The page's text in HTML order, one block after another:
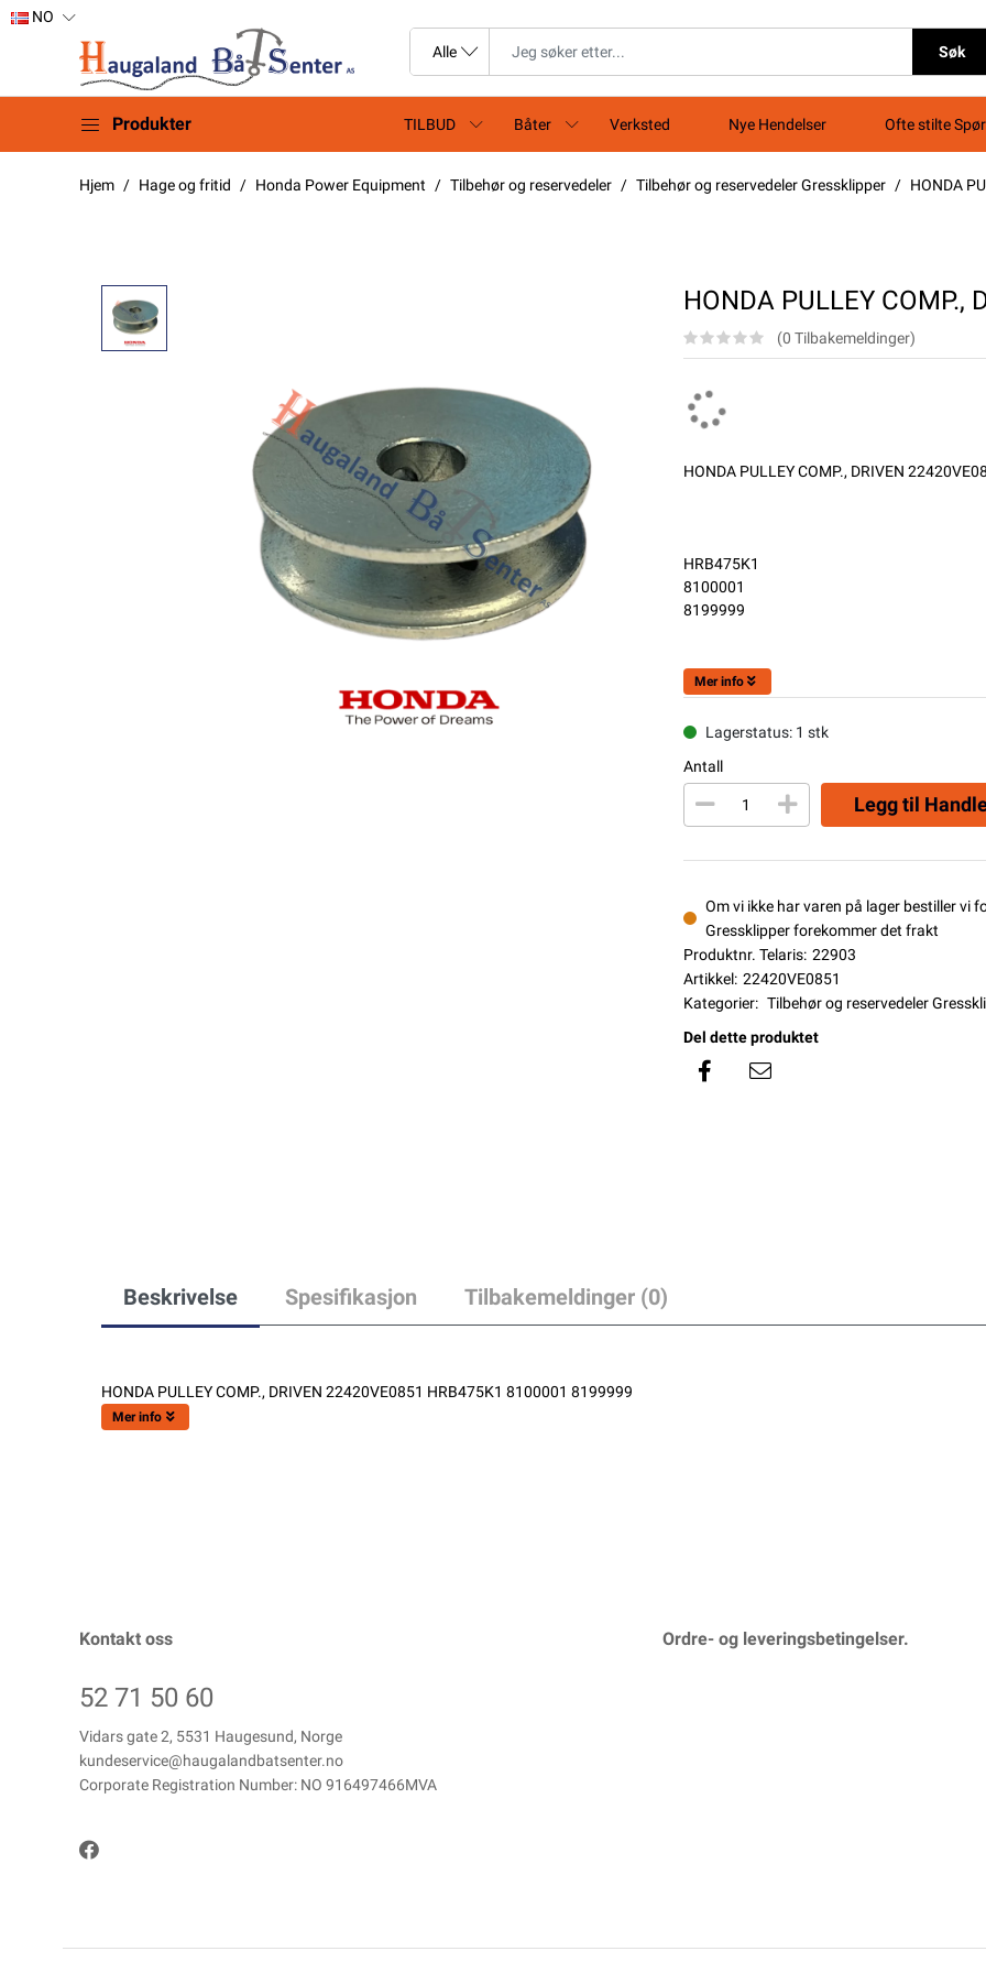
NO
Søk
Produkter TILBUD Båter Verksted Nye Hendelser Ofte stilte
Hjem Hage og fritid Honda Power Equipment Tilbehør og reservedeler Tilbehør og reservedeler Gressklipper HONDA
HONDA PULLEY COMP.,
(0 Tilbakemeldinger)
HONDA PULLEY COMP., DRIVEN
HRB475K1
8100001
8199999
Mer info
Lagerstatus: 1 stk
Antall
Legg til
Om vi ikke har varen på lager bestiller vi
Gressklipper forekommer det frakt
Produktnr. Telaris: 22903
Artikkel: 22420VE0851
Kategorier: Tilbehør og reservedeler
Del dette produktet
Beskrivelse Spesifikasjon Tilbakemeldinger (0)
HONDA PULLEY COMP., DRIVEN 22420VE0851 HRB475K1 8100001 8199999
Mer info
Kontakt oss
52 71 50 60
Vidars gate 2, 5531 Haugesund, Norge
kundeservice@haugalandbatsenter.no
Corporate Registration Number: NO 916497466MVA
Ordre- og leveringsbetingelser.